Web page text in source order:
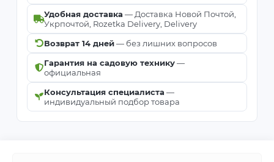
Удобная доставка — Доставка Новой Почтой,
Укрпочтой, Rozetka Delivery, Delivery
Возврат 14 дней— без лишних вопросов
Гарантия на садовую технику—
официальная
Консультация специалиста —
индивидуальный подбор товара